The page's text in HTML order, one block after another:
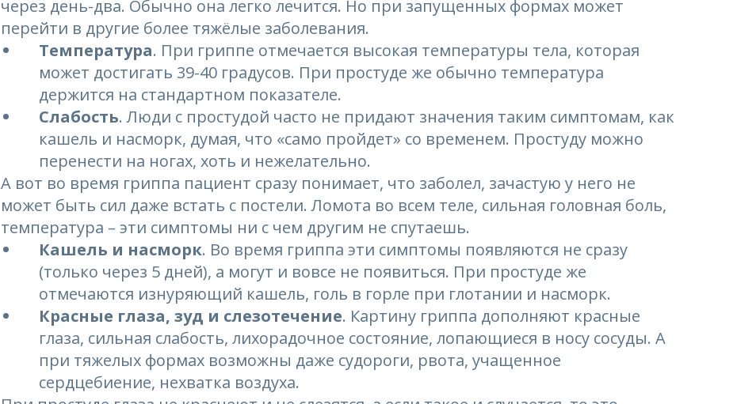
через день-два. Обычно она легко лечится. Но при запущенных формах может
перейти в другие более тяжёлые заболевания.
Температура. При гриппе отмечается высокая температуры тела, которая
может достигать 39-40 градусов. При простуде же обычно температура
держится на стандартном показателе.
Слабость. Люди с простудой часто не придают значения таким симптомам, как
кашель и насморк, думая, что «само пройдет» со временем. Простуду можно
перенести на ногах, хоть и нежелательно.
А вот во время гриппа пациент сразу понимает, что заболел, зачастую у него не
может быть сил даже встать с постели. Ломота во всем теле, сильная головная боль,
температура – эти симптомы ни с чем другим не спутаешь.
Кашель и насморк. Во время гриппа эти симптомы появляются не сразу
(только через 5 дней), а могут и вовсе не появиться. При простуде же
отмечаются изнуряющий кашель, голь в горле при глотании и насморк.
Красные глаза, зуд и слезотечение. Картину гриппа дополняют красные
глаза, сильная слабость, лихорадочное состояние, лопающиеся в носу сосуды. А
при тяжелых формах возможны даже судороги, рвота, учащенное
сердцебиение, нехватка воздуха.